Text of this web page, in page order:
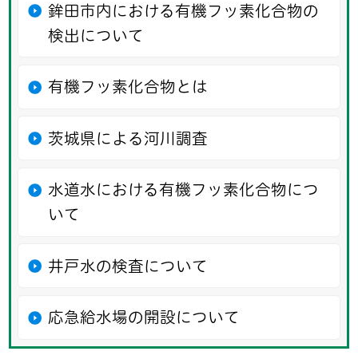
鉾田市内における有機フッ素化合物の
検出について
有機フッ素化合物とは
茨城県による河川調査
水道水における有機フッ素化合物につ
いて
井戸水の検査について
応急給水場の開設について